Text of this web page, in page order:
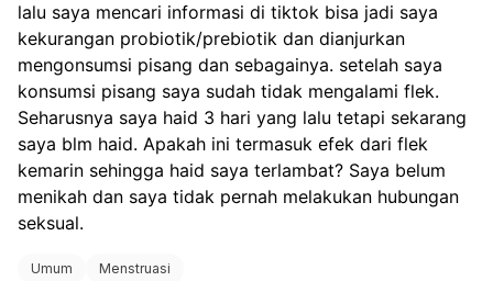
kehamilan, karena berhenti pil KB dan hubungan tanpa
perlindungan tetap ada risiko hamil. Untuk memantau:
Catat tanggal mulai dan selesai perdarahan.
Perhatikan banyaknya darah, warna, dan apakah nyeri
makin berat.
Bila haid tidak teratur terus selama 2–3 bulan,
konsultasi ke dokter. Kalau keluhan kram dan lemas
cukup mengganggu, sebaiknya kontrol ke dokter
kandungan agar dipastikan apakah ini hanya efek
berhenti pil KB atau ada penyebab lain.
lalu saya mencari informasi di tiktok bisa jadi saya
kekurangan probiotik/prebiotik dan dianjurkan
mengonsumsi pisang dan sebagainya. setelah saya
konsumsi pisang saya sudah tidak mengalami flek.
Seharusnya saya haid 3 hari yang lalu tetapi sekarang
saya blm haid. Apakah ini termasuk efek dari flek
kemarin sehingga haid saya terlambat? Saya belum
menikah dan saya tidak pernah melakukan hubungan
seksual.
Umum Menstruasi